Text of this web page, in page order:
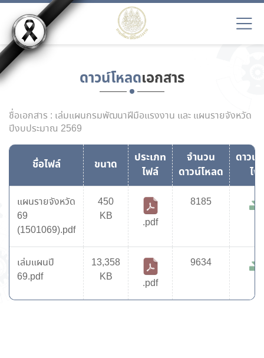
ดาวน์โหลดเอกสาร
ชื่อเอกสาร : เล่มแผนกรมพัฒนาฝีมือแรงงาน และ แผนรายจังหวัด
ปีงบประมาณ 2569
ชื่อไฟล์ ขนาด
ประเภท
ไฟล์
จำนวน
ดาวน์โหลด
ดาวน์
ไฟ
แผนรายจังหวัด
69
(1501069).pdf
450
KB
.pdf
8185
เล่มแผนปี
69.pdf
13,358
KB
.pdf
9634